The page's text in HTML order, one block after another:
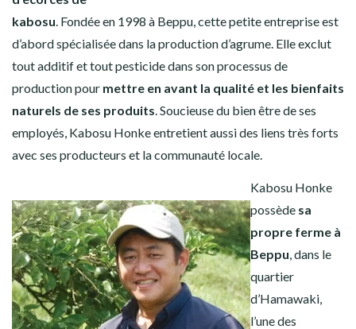
kabosu . Fondée en 1998 à Beppu, cette petite entreprise est
d’abord spécialisée dans la production d’agrume. Elle exclut
tout additif et tout pesticide dans son processus de
production pour mettre en avant la qualité et les bienfaits
naturels de ses produits . Soucieuse du bien être de ses
employés, Kabosu Honke entretient aussi des liens très forts
avec ses producteurs et la communauté locale.
Kabosu Honke
possède sa
propre ferme à
Beppu , dans le
quartier
d’Hamawaki,
l’une des